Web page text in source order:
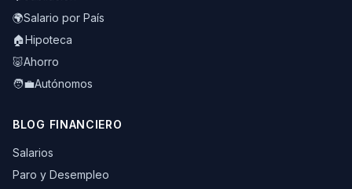
🌍Salario por País
🏠Hipoteca
🐷Ahorro
🧑‍💼Autónomos
BLOG FINANCIERO
Salarios
Paro y Desempleo